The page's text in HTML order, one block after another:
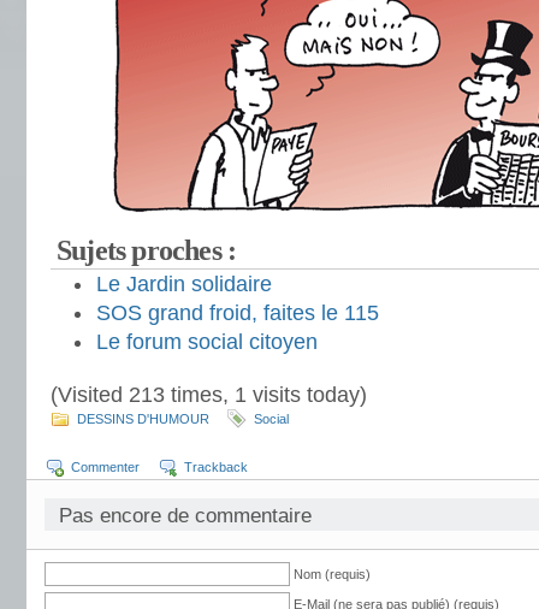
Sujets proches :
Le Jardin solidaire
SOS grand froid, faites le 115
Le forum social citoyen
(Visited 213 times, 1 visits today)
DESSINS D'HUMOUR Social
Commenter Trackback
Pas encore de commentaire
Nom (requis)
E-Mail (ne sera pas publié) (requis)